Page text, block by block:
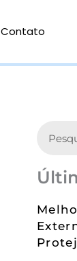
Contato